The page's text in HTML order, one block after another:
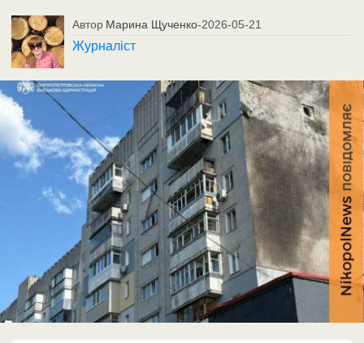
Автор Марина Щученко-2026-05-21
Журналіст